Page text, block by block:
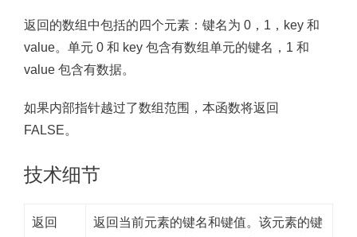
返回的数组中包括的四个元素：键名为 0，1，key 和
value。单元 0 和 key 包含有数组单元的键名，1 和
value 包含有数据。
如果内部指针越过了数组范围，本函数将返回
FALSE。
技术细节
返回
返回当前元素的键名和键值。该元素的键